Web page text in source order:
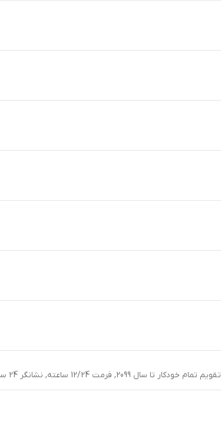
تقویم تمام خودکار تا سال 2099 , فرمت 12/24 ساعته , نشانگر 24 ساعت شبانه روز